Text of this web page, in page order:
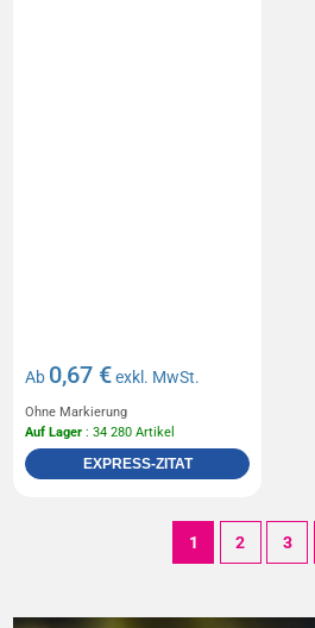
Ab 0,67 €exkl. MwSt.
Ohne Markierung
Auf Lager : 34 280 Artikel
EXPRESS-ZITAT
1 2 3